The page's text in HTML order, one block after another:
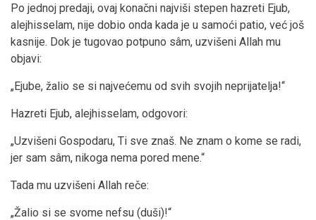
Po jednoj predaji, ovaj konačni najviši stepen hazreti Ejub,
alejhisselam, nije dobio onda kada je u samoći patio, već još
kasnije. Dok je tugovao potpuno sâm, uzvišeni Allah mu
objavi:
„Ejube, žalio se si najvećemu od svih svojih neprijatelja!“
Hazreti Ejub, alejhisselam, odgovori:
„Uzvišeni Gospodaru, Ti sve znaš. Ne znam o kome se radi,
jer sam sâm, nikoga nema pored mene.“
Tada mu uzvišeni Allah reče:
„Žalio si se svome nefsu (duši)!“